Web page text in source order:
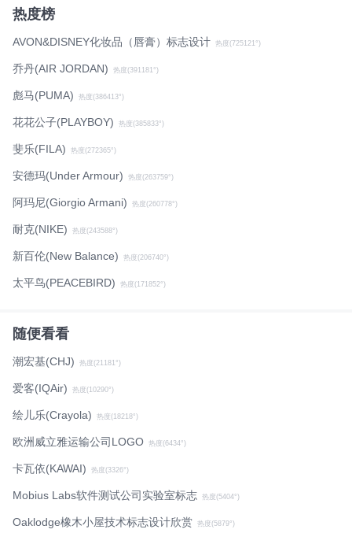
热度榜
AVON&DISNEY化妆品（唇膏）标志设计 热度(725121°)
乔丹(AIR JORDAN) 热度(391181°)
彪马(PUMA) 热度(386413°)
花花公子(PLAYBOY) 热度(385833°)
斐乐(FILA) 热度(272365°)
安德玛(Under Armour) 热度(263759°)
阿玛尼(Giorgio Armani) 热度(260778°)
耐克(NIKE) 热度(243588°)
新百伦(New Balance) 热度(206740°)
太平鸟(PEACEBIRD) 热度(171852°)
随便看看
潮宏基(CHJ) 热度(21181°)
爱客(IQAir) 热度(10290°)
绘儿乐(Crayola) 热度(18218°)
欧洲威立雅运输公司LOGO 热度(6434°)
卡瓦依(KAWAI) 热度(3326°)
Mobius Labs软件测试公司实验室标志 热度(5404°)
Oaklodge橡木小屋技术标志设计欣赏 热度(5879°)